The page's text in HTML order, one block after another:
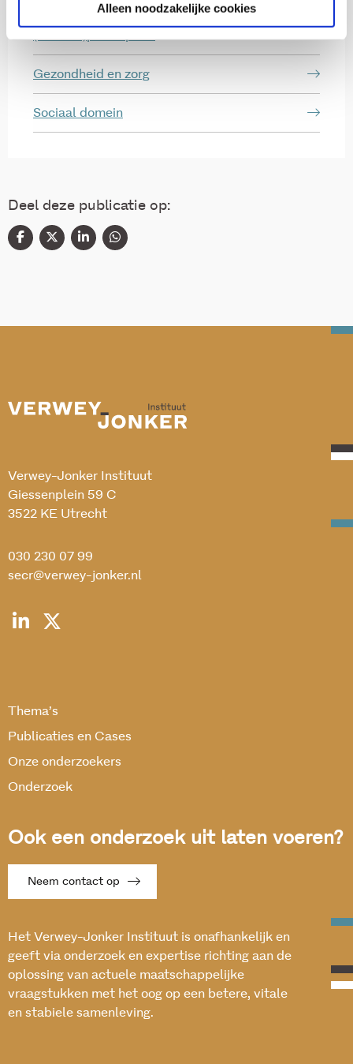
Alleen noodzakelijke cookies
Gezondheid en zorg
Sociaal domein
Deel deze publicatie op:
Verwey-Jonker Instituut
Giessenplein 59 C
3522 KE Utrecht
030 230 07 99
secr@verwey-jonker.nl
Thema’s
Publicaties en Cases
Onze onderzoekers
Onderzoek
Ook een onderzoek uit laten voeren?
Neem contact op
Het Verwey-Jonker Instituut is onafhankelijk en
geeft via onderzoek en expertise richting aan de
oplossing van actuele maatschappelijke
vraagstukken met het oog op een betere, vitale
en stabiele samenleving.